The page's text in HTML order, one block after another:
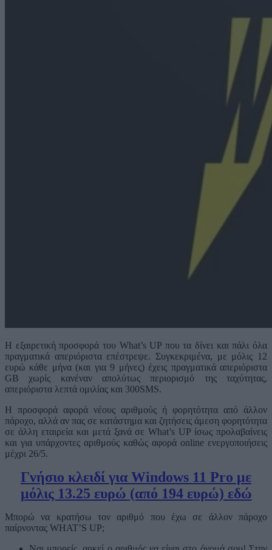
Η εξαιρετική προσφορά του What’s UP που τα δίνει και πάλι όλα
πραγματικά απεριόριστα επέστρεψε. Συγκεκριμένα, με μόλις 12
ευρώ κάθε μήνα (και για 9 μήνες) έχεις πραγματικά απεριόριστα
GB χωρίς κανέναν απολύτως περιορισμό της ταχύτητας,
απεριόριστα λεπτά ομιλίας και 300SMS.
Η προσφορά αφορά νέους αριθμούς ή φορητότητα από άλλον
πάροχο, αλλά αν πας σε κατάστημα και ζητήσεις άμεση φορητότητα
σε άλλη εταιρεία και μετά ξανά σε What’s UP ίσως προλαβαίνεις
και για υπάρχοντες αριθμούς καθώς αφορά online ενεργοποιήσεις
μέχρι 26/5.
Γνήσιο κλειδί για Windows 11 Pro με
μόλις 13.25 ευρώ (από 194 ευρώ) εδώ
Μπορώ να κρατήσω τον αριθμό που έχω σε άλλον πάροχο
παίρνοντας WHAT’S UP;